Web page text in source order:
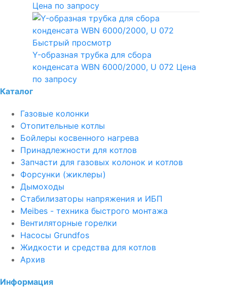
Цена по запросу
Быстрый просмотр
Y-образная трубка для сбора
конденсата WBN 6000/2000, U 072 Цена
по запросу
Каталог
Газовые колонки
Отопительные котлы
Бойлеры косвенного нагрева
Принадлежности для котлов
Запчасти для газовых колонок и котлов
Форсунки (жиклеры)
Дымоходы
Стабилизаторы напряжения и ИБП
Meibes - техника быстрого монтажа
Вентиляторные горелки
Насосы Grundfos
Жидкости и средства для котлов
Архив
Информация